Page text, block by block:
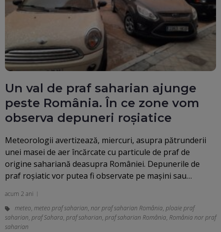
Un val de praf saharian ajunge
peste România. În ce zone vom
observa depuneri roșiatice
Meteorologii avertizează, miercuri, asupra pătrunderii
unei masei de aer încărcate cu particule de praf de
origine sahariană deasupra României. Depunerile de
praf roşiatic vor putea fi observate pe maşini sau…
acum 2 ani
meteo, meteo praf saharian, nor praf saharian România, ploaie praf
saharian, praf Sahara, praf saharian, praf saharian România, România nor praf
saharian